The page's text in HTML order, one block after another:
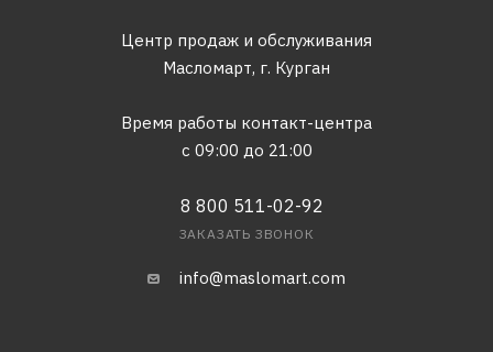
Центр продаж и обслуживания
Масломарт, г. Курган
Время работы контакт-центра
с 09:00 до 21:00
8 800 511-02-92
ЗАКАЗАТЬ ЗВОНОК
info@maslomart.com